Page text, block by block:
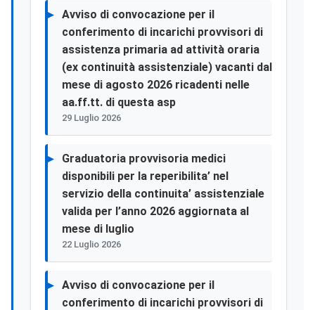
Avviso di convocazione per il
conferimento di incarichi provvisori di
assistenza primaria ad attività oraria
(ex continuità assistenziale) vacanti dal
mese di agosto 2026 ricadenti nelle
aa.ff.tt. di questa asp
29 Luglio 2026
Graduatoria provvisoria medici
disponibili per la reperibilita’ nel
servizio della continuita’ assistenziale
valida per l’anno 2026 aggiornata al
mese di luglio
22 Luglio 2026
Avviso di convocazione per il
conferimento di incarichi provvisori di